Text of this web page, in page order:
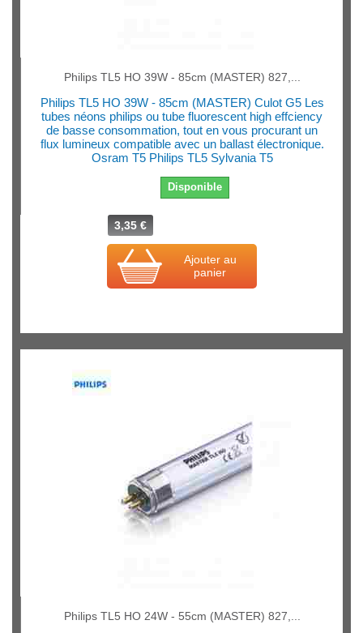
Philips TL5 HO 39W - 85cm (MASTER) 827,...
Philips TL5 HO 39W - 85cm (MASTER) Culot G5 Les
tubes néons philips ou tube fluorescent high effciency
de basse consommation, tout en vous procurant un
flux lumineux compatible avec un ballast électronique.
Osram T5 Philips TL5 Sylvania T5
Disponible
3,35 €
Ajouter au
panier
Philips TL5 HO 24W - 55cm (MASTER) 827,...